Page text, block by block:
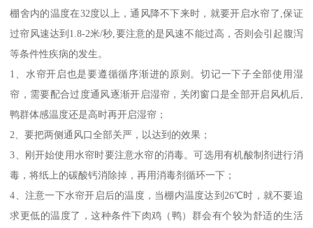
棚舍内的温度在32度以上，通风降不下来时，就要开启水帘了,保证
过帘风速达到1.8-2米/秒,要注意的是风速不能过高，否则会引起腹泻
等条件性疾病的发生。
1、水帘开启也是要遵循循序渐进的原则。切记一下子全部使用湿
帘，需要配合过度通风逐渐开启湿帘，关闭窗口是全部开启风机后,
鸭群体感温度还是高时再开启湿帘；
2、要把两侧通风口全部关严，以达到的效果；
3、刚开始使用水帘时要注意水帘的消毒。可选用有机酸制剂进行消
毒，将纸上的碳酸钙消除掉，再用消毒剂循环一下；
4、注意一下水帘开启后的温度，当棚内温度达到26℃时，就不要追
求更低的温度了，这种条件下肉鸡（鸭）群会有个较为舒适的生活